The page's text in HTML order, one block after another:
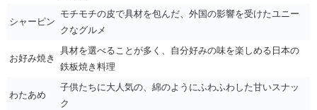
シャーピン
モチモチの皮で具材を包んだ、外国の影響を受けたユニー
クなグルメ
お好み焼き
具材を選べることが多く、自分好みの味を楽しめる日本の
鉄板焼き料理
わたあめ
子供たちに大人気の、綿のようにふわふわした甘いスナッ
ク